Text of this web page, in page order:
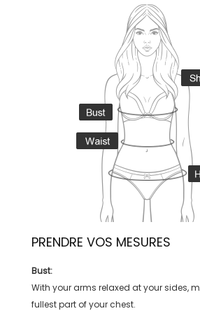
PRENDRE VOS MESURES
Bust:
With your arms relaxed at your sides,
fullest part of your chest.